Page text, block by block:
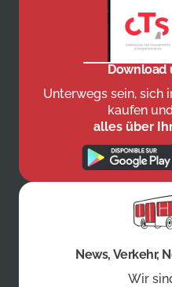
Download
Unterwegs sein, sich
kaufen
alles über
News, Verkehr,
Wir